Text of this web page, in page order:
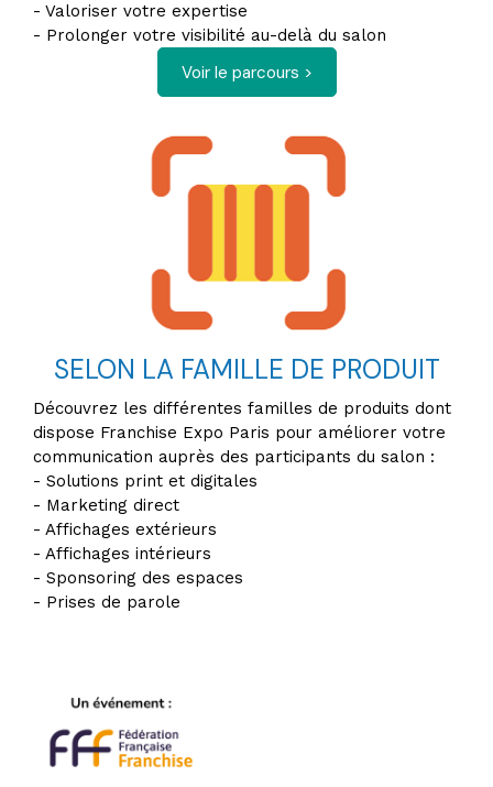
- Valoriser votre expertise
- Prolonger votre visibilité au-delà du salon
Voir le parcours >
SELON LA FAMILLE DE PRODUIT
Découvrez les différentes familles de produits dont
dispose Franchise Expo Paris pour améliorer votre
communication auprès des participants du salon :
- Solutions print et digitales
- Marketing direct
- Affichages extérieurs
- Affichages intérieurs
- Sponsoring des espaces
- Prises de parole